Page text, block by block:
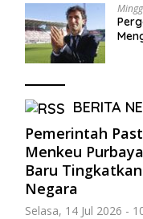
BERITA
Pemerintah
Menkeu
Baru
Negara
Selasa, 14 Jul 2026 -